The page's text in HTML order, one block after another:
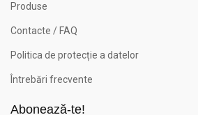
Produse
Contacte / FAQ
Politica de protecție a datelor
Întrebări frecvente
Abonează-te!